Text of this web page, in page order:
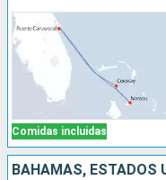
Comidas incluidas
BAHAMAS, ESTADOS